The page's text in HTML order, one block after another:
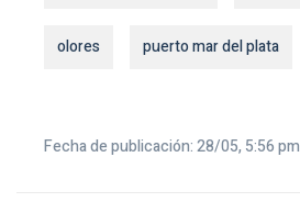
olores puerto mar del plata
Fecha de publicación: 28/05, 5:56 pm